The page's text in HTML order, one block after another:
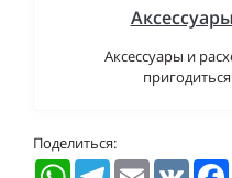
Аксессуары и
Поделиться:
WhatsAppTelegramEmail VK